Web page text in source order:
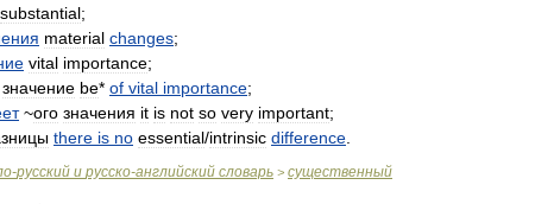
substantial;
material changes;
vital importance;
значение be* of vital importance;
~ого значения it is not so very important;
there is no essential/intrinsic difference
-русский и русско-английский словарь > существенный